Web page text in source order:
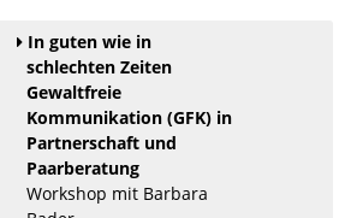
In guten wie in
schlechten Zeiten
Gewaltfreie
Kommunikation (GFK) in
Partnerschaft und
Paarberatung
Workshop mit Barbara